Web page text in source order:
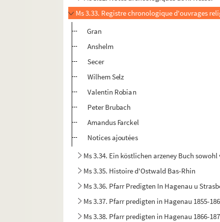
Ms 3.33. Registre chronologique d'ouvrages
Gran
Anshelm
Secer
Wilhem Selz
Valentin Robian
Peter Brubach
Amandus Farckel
Notices ajoutées
Ms 3.34. Ein köstlichen arzeney Buch
Ms 3.35. Histoire d'Ostwald Bas-Rhin
Ms 3.36. Pfarr Predigten In Hagenau u
Ms 3.37. Pfarr predigten in Hagenau 1855-
Ms 3.38. Pfarr predigten in Hagenau 1866-